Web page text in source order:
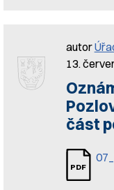
autor
13.
část